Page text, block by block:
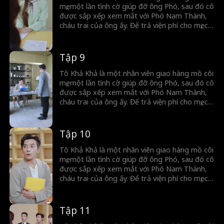
thân phận giàu có của Phó Nam Thành thêm
việc mẹ chồng tới thăm, hay thanh mai trúc mã
về nước, tất cả đã tạo nên hàng loạt hiểu lầm
mẹ, một lần tình cờ giúp đỡ ông Phó, sau đó cô
được sắp xếp xem mắt với Phó Nam Thành,
cháu trai của ông ấy. Để trả viện phí cho mẹ, cô
hôn nhân do sắp đặt nên Phó Nam Thành
luôn đề phòng cô và giấu thân phận của mình.
Hai người dần nảy sinh tình cảm, nhưng vì
thân phận giàu có của Phó Nam Thành thêm
việc mẹ chồng tới thăm, hay thanh mai trúc mã
về nước, tất cả đã tạo nên hàng loạt hiểu lầm
Tập 9
Tô Khả Khả là một nhân viên giao hàng mồ côi
mẹ, một lần tình cờ giúp đỡ ông Phó, sau đó cô
được sắp xếp xem mắt với Phó Nam Thành,
cháu trai của ông ấy. Để trả viện phí cho mẹ, cô
hôn nhân do sắp đặt nên Phó Nam Thành
luôn đề phòng cô và giấu thân phận của mình.
Hai người dần nảy sinh tình cảm, nhưng vì
thân phận giàu có của Phó Nam Thành thêm
việc mẹ chồng tới thăm, hay thanh mai trúc mã
về nước, tất cả đã tạo nên hàng loạt hiểu lầm
Tập 10
Tô Khả Khả là một nhân viên giao hàng mồ côi
mẹ, một lần tình cờ giúp đỡ ông Phó, sau đó cô
được sắp xếp xem mắt với Phó Nam Thành,
cháu trai của ông ấy. Để trả viện phí cho mẹ, cô
hôn nhân do sắp đặt nên Phó Nam Thành
luôn đề phòng cô và giấu thân phận của mình.
Tập 11